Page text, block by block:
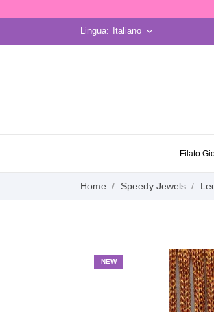
Lingua: Italiano keyboard_arrow_down
Filato
Home Speedy Jewels
NEW